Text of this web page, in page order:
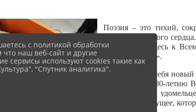
Поэзия – это тихий,
трогают до самого
библиотеки. Здесь к
«Мелодия слов».
Откройте для себя
она создана к 80-
строчке голоса
надежда на будущее,
с политикой обработки
наш веб-сайт и другие
сервисы используют cookies такие как
"Спутник аналитика".